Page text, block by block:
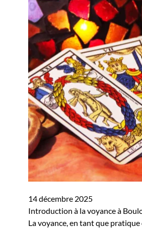
14 décembre 2025
Introduction à la voyance à
La voyance, en tant que